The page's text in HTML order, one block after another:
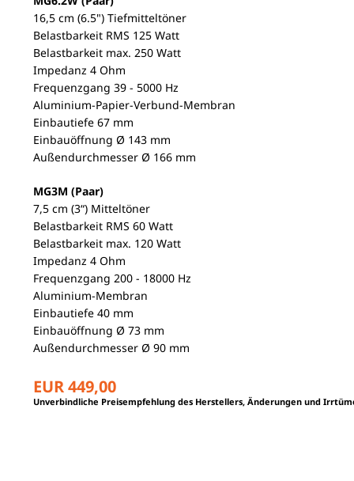
16,5 cm (6.5") Tiefmitteltöner
Belastbarkeit RMS 125 Watt
Belastbarkeit max. 250 Watt
Impedanz 4 Ohm
Frequenzgang 39 - 5000 Hz
Aluminium-Papier-Verbund-Membran
Einbautiefe 67 mm
Einbauöffnung Ø 143 mm
Außendurchmesser Ø 166 mm
MG3M (Paar)
7,5 cm (3“) Mitteltöner
Belastbarkeit RMS 60 Watt
Belastbarkeit max. 120 Watt
Impedanz 4 Ohm
Frequenzgang 200 - 18000 Hz
Aluminium-Membran
Einbautiefe 40 mm
Einbauöffnung Ø 73 mm
Außendurchmesser Ø 90 mm
EUR 449,00
Unverbindliche Preisempfehlung des Herstellers, Änderungen und